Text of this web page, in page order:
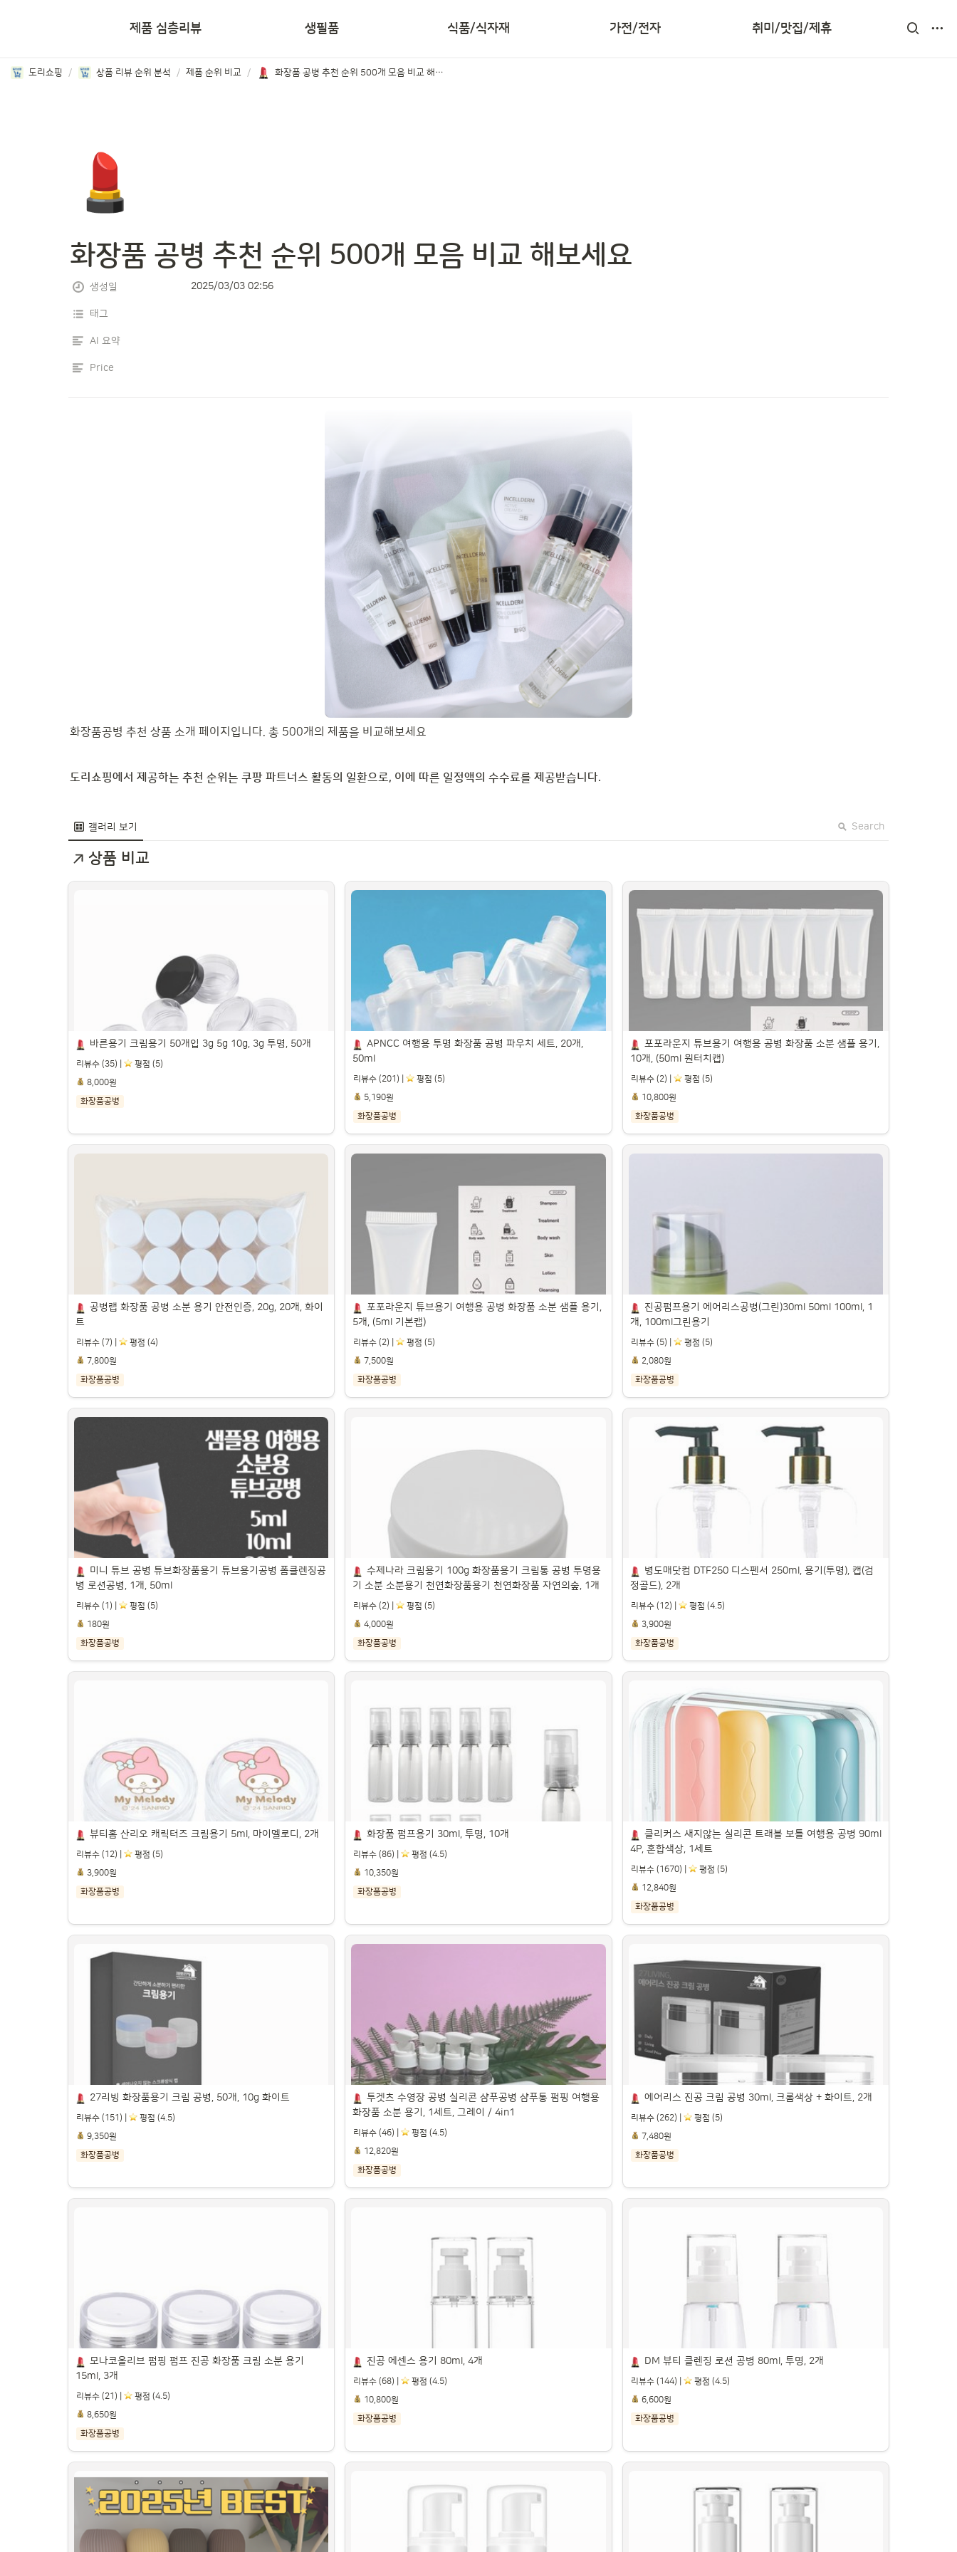
제품 심층리뷰 생필품 식품/식자재 가전/전자 취미/맛집/제휴
도리쇼핑 / 상품 리뷰 순위 분석 / 제품 순위 비교 / 화장품 공병 추천 순위 500개 모음 비교 해보세요
부동산 투자
💄
화장품 공병 추천 순위 500개 모음 비교 해보세요
생성일 2025/03/03 02:56
태그
AI 요약
Price
화장품공병 추천 상품 소개 페이지입니다. 총 500개의 제품을 비교해보세요
도리쇼핑에서 제공하는 추천 순위는 쿠팡 파트너스 활동의 일환으로, 이에 따른 일정액의 수수료를 제공받습니다.
갤러리 보기 Search
상품 비교
파트너스 활동을 통해 일정액의 수수료를 제공받을 수 있습니다.
바른용기 크림용기 50개입 3g 5g 10g, 3g 투명, 50개
리뷰수 (35) |
️ 평점 (5)
8,000원
화장품공병
파트너스 활동을 통해 일정액의 수수료를 제공받을 수 있습니다.
APNCC 여행용 투명 화장품 공병 파우치 세트, 20개,
50ml
리뷰수 (201) |
️ 평점 (5)
5,190원
화장품공병
파트너스 활동을 통해 일정액의 수수료를 제공받을 수 있습니다.
포포라운지 튜브용기 여행용 공병 화장품 소분 샘플 용기,
10개, (50ml 원터치캡)
리뷰수 (2) |
️ 평점 (5)
10,800원
화장품공병
공병랩 화장품 공병 소분 용기 안전인증, 20g,
파트너스 활동을 통해 일정액의 수수료를 제공받을 수 있습니다.
공병랩 화장품 공병 소분 용기 안전인증, 20g, 20개, 화이
트
리뷰수 (7) |
️ 평점 (4)
7,800원
화장품공병
플 용기, 5개, (5ml 기본캡)
파트너스 활동을 통해 일정액의 수수료를 제공받을 수 있습니다.
포포라운지 튜브용기 여행용 공병 화장품 소분 샘플 용기,
5개, (5ml 기본캡)
리뷰수 (2) |
️ 평점 (5)
7,500원
화장품공병
진공펌프용기 에어리스공병(그린)30ml 50ml
100ml, 1개, 100ml그린용기
파트너스 활동을 통해 일정액의 수수료를 제공받을 수 있습니다.
진공펌프용기 에어리스공병(그린)30ml 50ml 100ml, 1
개, 100ml그린용기
리뷰수 (5) |
️ 평점 (5)
2,080원
화장품공병
파트너스 활동을 통해 일정액의 수수료를 제공받을 수 있습니다.
미니 튜브 공병 튜브화장품용기 튜브용기공병 폼클렌징공
병 로션공병, 1개, 50ml
리뷰수 (1) |
️ 평점 (5)
180원
화장품공병
병 투명용기 소분 소분용기 천연화장품용기 천연
화장품 자연의숲, 1개
수제나라 크림용기 100g 화장품용기 크림통 공병 투명용
기 소분 소분용기 천연화장품용기 천연화장품 자연의숲, 1개
리뷰수 (2) |
️ 평점 (5)
4,000원
화장품공병
병도매닷컴 DTF250 디스펜서 250ml, 용기(투
명), 캡(검정골드), 2개
파트너스 활동을 통해 일정액의 수수료를 제공받을 수 있습니다.
병도매닷컴 DTF250 디스펜서 250ml, 용기(투명), 캡(검
정골드), 2개
리뷰수 (12) |
️ 평점 (4.5)
3,900원
화장품공병
뷰티홈 산리오 캐릭터즈 크림용기 5ml, 마이멜로
뷰티홈 산리오 캐릭터즈 크림용기 5ml, 마이멜로디, 2개
리뷰수 (12) |
️ 평점 (5)
3,900원
화장품공병
화장품 펌프용기 30ml, 투명, 10개
리뷰수 (86) |
️ 평점 (4.5)
10,350원
화장품공병
클리커스 새지않는 실리콘 트래블 보틀 여행용 공
병 90ml 4P, 혼합색상, 1세트
파트너스 활동을 통해 일정액의 수수료를 제공받을 수 있습니다.
클리커스 새지않는 실리콘 트래블 보틀 여행용 공병 90ml
4P, 혼합색상, 1세트
리뷰수 (1670) |
️ 평점 (5)
12,840원
화장품공병
27리빙 화장품용기 크림 공병, 50개, 10g 화이트
리뷰수 (151) |
️ 평점 (4.5)
9,350원
화장품공병
여행용 화장품 소분 용기, 1세트, 그레이 / 4in1
파트너스 활동을 통해 일정액의 수수료를 제공받을 수 있습니다.
투겟츠 수영장 공병 실리콘 샴푸공병 샴푸통 펌핑 여행용
화장품 소분 용기, 1세트, 그레이 / 4in1
리뷰수 (46) |
️ 평점 (4.5)
12,820원
화장품공병
에어리스 진공 크림 공병 30ml, 크롬색상 + 화이트, 2개
리뷰수 (262) |
️ 평점 (5)
7,480원
화장품공병
모나코올리브 펌핑 펌프 진공 화장품 크림 소분
용기 15ml, 3개
파트너스 활동을 통해 일정액의 수수료를 제공받을 수 있습니다.
모나코올리브 펌핑 펌프 진공 화장품 크림 소분 용기
15ml, 3개
리뷰수 (21) |
️ 평점 (4.5)
8,650원
화장품공병
진공 에센스 용기 80ml, 4개
진공 에센스 용기 80ml, 4개
리뷰수 (68) |
️ 평점 (4.5)
10,800원
화장품공병
DM 뷰티 클렌징 로션 공병 80ml, 투명, 2개
파트너스 활동을 통해 일정액의 수수료를 제공받을 수 있습니다.
DM 뷰티 클렌징 로션 공병 80ml, 투명, 2개
리뷰수 (144) |
️ 평점 (4.5)
6,600원
화장품공병